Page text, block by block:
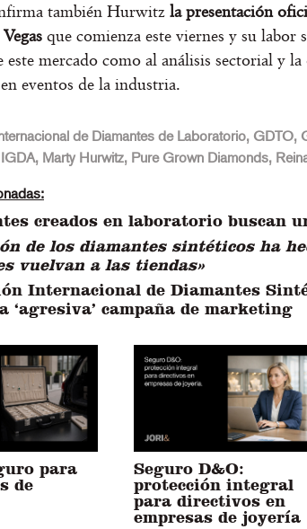
también Hurwitz la presentación
que comienza este viernes y su labor
mercado como al análisis sectorial y
eventos de la industria.
de Diamantes de Laboratorio, GDTO,
IGDA, Marty Hurwitz, Pure Grown Diamonds,
creados en laboratorio buscan
de los diamantes sintéticos ha
vuelvan a las tiendas»
Internacional de Diamantes
‘agresiva’ campaña de marketing
para
de
Seguro D&O:
protección integral
para directivos en
empresas de joyería